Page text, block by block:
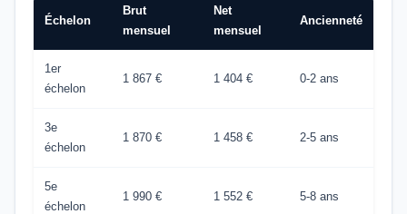
Échelon
Brut
mensuel
Net
mensuel
Ancienneté
1er
échelon
1 867 € 1 404 € 0-2 ans
3e
échelon
1 870 € 1 458 € 2-5 ans
5e
échelon
1 990 € 1 552 € 5-8 ans